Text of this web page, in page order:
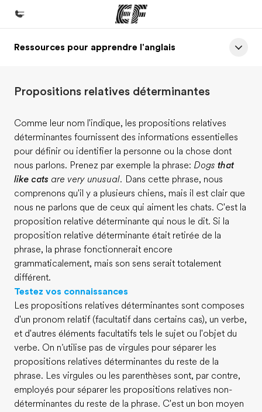
Accueil
Programmes
Bureaux
Trouver un bureau
A propos de nous
Qui sommes-nous ?
EF recrute
Rejoignez nos équipes
Ressources pour apprendre l'anglais
Propositions relatives déterminantes
Comme leur nom l'indique, les propositions relatives
déterminantes fournissent des informations essentielles
pour définir ou identifier la personne ou la chose dont
nous parlons. Prenez par exemple la phrase: Dogs that
like cats are very unusual. Dans cette phrase, nous
comprenons qu'il y a plusieurs chiens, mais il est clair que
nous ne parlons que de ceux qui aiment les chats. C'est la
proposition relative déterminante qui nous le dit. Si la
proposition relative déterminante était retirée de la
phrase, la phrase fonctionnerait encore
grammaticalement, mais son sens serait totalement
différent.
Testez vos connaissances
Les propositions relatives déterminantes sont composes
d'un pronom relatif (facultatif dans certains cas), un verbe,
et d'autres éléments facultatifs tels le sujet ou l'objet du
verbe. On n’utilise pas de virgules pour séparer les
propositions relatives déterminantes du reste de la
phrase. Les virgules ou les parenthèses sont, par contre,
employés pour séparer les propositions relatives non-
déterminantes du reste de la phrase. C'est un bon moyen